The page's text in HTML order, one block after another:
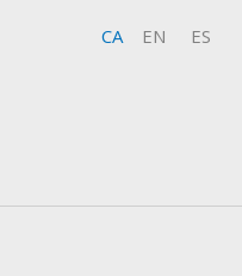
CA EN ES